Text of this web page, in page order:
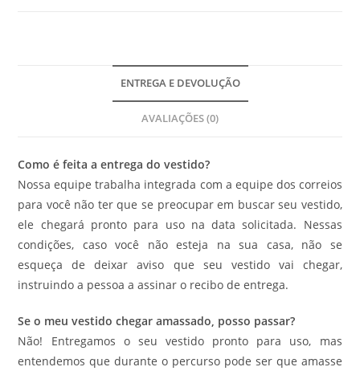
ENTREGA E DEVOLUÇÃO
AVALIAÇÕES (0)
Como é feita a entrega do vestido?
Nossa equipe trabalha integrada com a equipe dos correios
para você não ter que se preocupar em buscar seu vestido,
ele chegará pronto para uso na data solicitada. Nessas
condições, caso você não esteja na sua casa, não se
esqueça de deixar aviso que seu vestido vai chegar,
instruindo a pessoa a assinar o recibo de entrega.
Se o meu vestido chegar amassado, posso passar?
Não! Entregamos o seu vestido pronto para uso, mas
entendemos que durante o percurso pode ser que amasse